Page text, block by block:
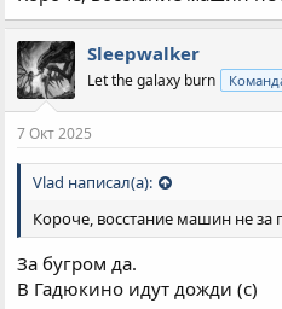
Sleepwalker
Let the galaxy burn
7 Окт 2025
Vlad написал(а):
Короче, восстание машин не
За бугром да.
В Гадюкино идут дожди (с)